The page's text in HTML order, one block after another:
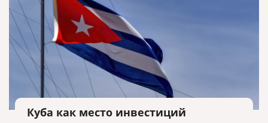
Куба как место инвестиций